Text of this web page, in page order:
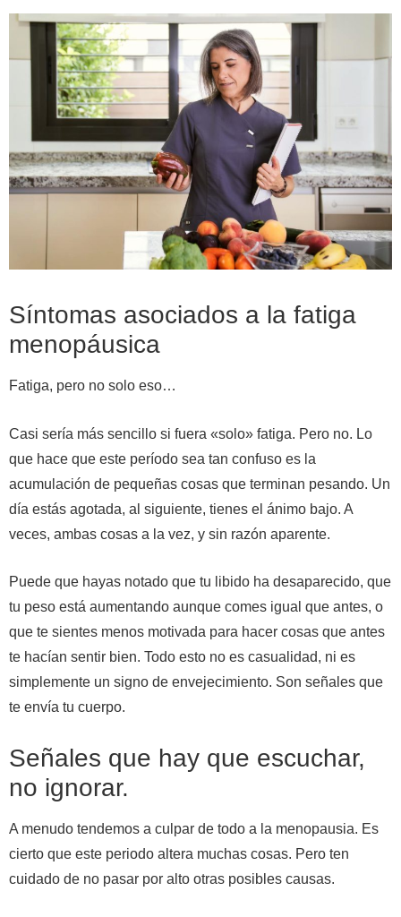
Síntomas asociados a la fatiga
menopáusica
Fatiga, pero no solo eso…
Casi sería más sencillo si fuera «solo» fatiga. Pero no. Lo
que hace que este período sea tan confuso es la
acumulación de pequeñas cosas que terminan pesando. Un
día estás agotada, al siguiente, tienes el ánimo bajo. A
veces, ambas cosas a la vez, y sin razón aparente.
Puede que hayas notado que tu libido ha desaparecido, que
tu peso está aumentando aunque comes igual que antes, o
que te sientes menos motivada para hacer cosas que antes
te hacían sentir bien. Todo esto no es casualidad, ni es
simplemente un signo de envejecimiento. Son señales que
te envía tu cuerpo.
Señales que hay que escuchar,
no ignorar.
A menudo tendemos a culpar de todo a la menopausia. Es
cierto que este periodo altera muchas cosas. Pero ten
cuidado de no pasar por alto otras posibles causas.